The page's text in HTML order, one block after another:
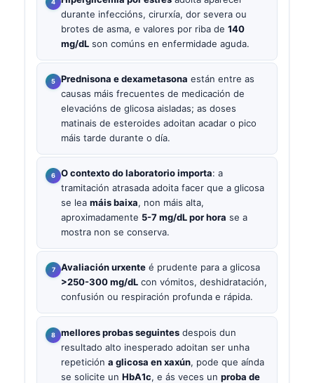
durante infeccións, cirurxía, dor severa ou
brotes de asma, e valores por riba de 140
mg/dL son comúns en enfermidade aguda.
Prednisona e dexametasona están entre as
causas máis frecuentes de medicación de
elevacións de glicosa aisladas; as doses
matinais de esteroides adoitan acadar o pico
máis tarde durante o día.
O contexto do laboratorio importa: a
tramitación atrasada adoita facer que a glicosa
se lea máis baixa, non máis alta,
aproximadamente 5-7 mg/dL por hora se a
mostra non se conserva.
Avaliación urxente é prudente para a glicosa
>250-300 mg/dL con vómitos, deshidratación,
confusión ou respiración profunda e rápida.
mellores probas seguintes despois dun
resultado alto inesperado adoitan ser unha
repetición a glicosa en xaxún, pode que aínda
se solicite un HbA1c, e ás veces un proba de